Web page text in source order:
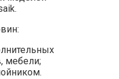
мебели;